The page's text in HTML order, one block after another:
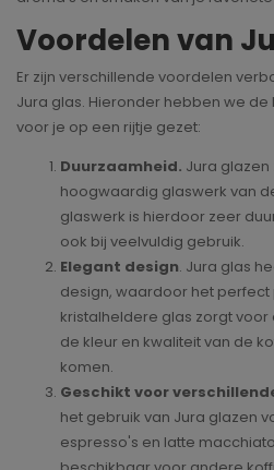
Voordelen van
Er zijn verschillende voordelen
Jura glas. Hieronder hebben we
voor je op een rijtje gezet:
Duurzaamheid. Jura
hoogwaardig glaswerk van
glaswerk is hierdoor zeer
ook bij veelvuldig gebruik.
Elegant design. Jura glas
design, waardoor het perfect
kristalheldere glas zorgt voor
de kleur en kwaliteit van de
komen.
Geschikt voor
het gebruik van Jura glazen
espresso's en latte